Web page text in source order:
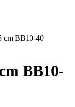
cm BB10-40
BB10-